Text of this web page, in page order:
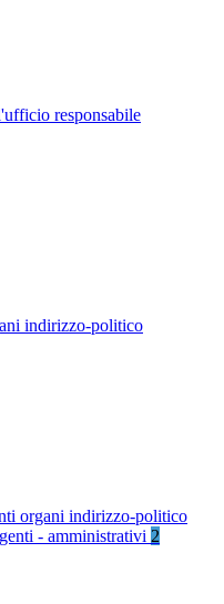
responsabile
indirizzo-politico
organi indirizzo-politico
- amministrativi 2